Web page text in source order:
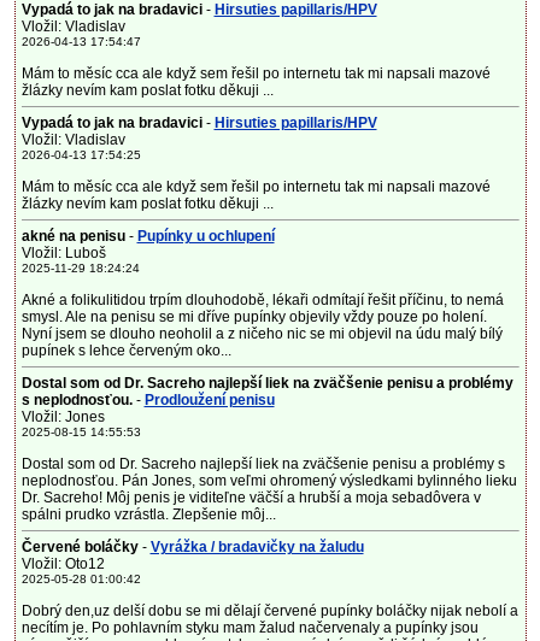
Vypadá to jak na bradavici - Hirsuties papillaris/HPV
Vložil: Vladislav
2026-04-13 17:54:47
Mám to měsíc cca ale když sem řešil po internetu tak mi napsali mazové
žlázky nevím kam poslat fotku děkuji ...
Vypadá to jak na bradavici - Hirsuties papillaris/HPV
Vložil: Vladislav
2026-04-13 17:54:25
Mám to měsíc cca ale když sem řešil po internetu tak mi napsali mazové
žlázky nevím kam poslat fotku děkuji ...
akné na penisu- Pupínky u ochlupení
Vložil: Luboš
2025-11-29 18:24:24
Akné a folikulitidou trpím dlouhodobě, lékaři odmítají řešit příčinu, to nemá
smysl. Ale na penisu se mi dříve pupínky objevily vždy pouze po holení.
Nyní jsem se dlouho neoholil a z ničeho nic se mi objevil na údu malý bílý
pupínek s lehce červeným oko...
Dostal som od Dr. Sacreho najlepší liek na zväčšenie penisu a problémy
s neplodnosťou.- Prodloužení penisu
Vložil: Jones
2025-08-15 14:55:53
Dostal som od Dr. Sacreho najlepší liek na zväčšenie penisu a problémy s
neplodnosťou. Pán Jones, som veľmi ohromený výsledkami bylinného lieku
Dr. Sacreho! Môj penis je viditeľne väčší a hrubší a moja sebadôvera v
spálni prudko vzrástla. Zlepšenie môj...
Červené boláčky - Vyrážka / bradavičky na žaludu
Vložil: Oto12
2025-05-28 01:00:42
Dobrý den,uz delší dobu se mi dělají červené pupínky boláčky nijak nebolí a
necítím je. Po pohlavním styku mam žalud načervenaly a pupínky jsou